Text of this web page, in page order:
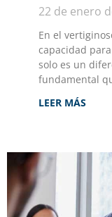
22 de enero
En el
capacidad
solo es un
fundamental
LEER MÁS